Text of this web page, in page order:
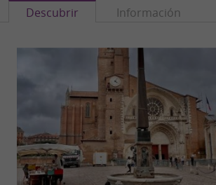
Descubrir Información